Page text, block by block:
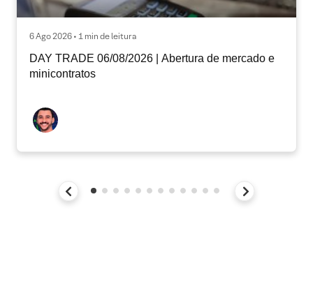
6 Ago 2026 • 1 min de leitura
DAY TRADE 06/08/2026 | Abertura de mercado e
minicontratos